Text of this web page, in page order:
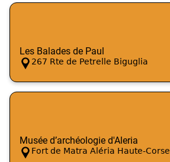
Les Balades de Paul
267 Rte de Petrelle Biguglia
Musée d’archéologie d'Aleria
Fort de Matra Aléria Haute-Corse